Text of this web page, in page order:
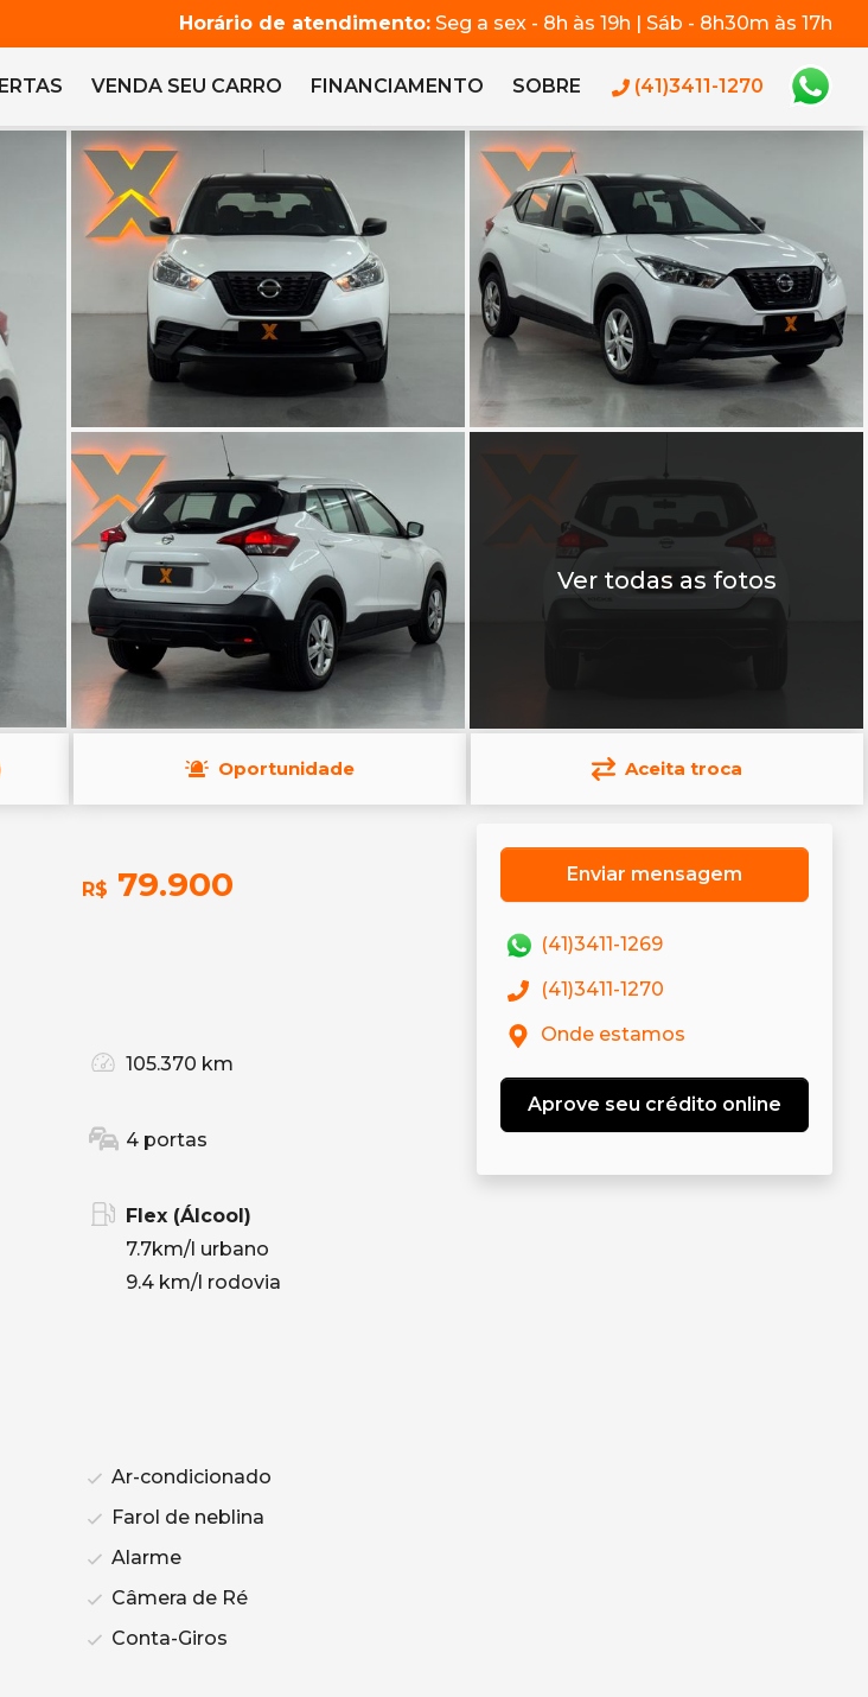
Horário de atendimento: Seg a sex - 8h às 19h | Sáb - 8h30m às 17h
VENDA SEU CARRO FINANCIAMENTO SOBRE (41)3411-1270
Ver todas as fotos
Oportunidade Aceita troca
R$ 79.900
105.370 km
4 portas
Flex (Álcool)
7.7km/l urbano
9.4 km/l rodovia
Ar-condicionado
Farol de neblina
Alarme
Câmera de Ré
Conta-Giros
Enviar mensagem
(41)3411-1269
(41)3411-1270
Onde estamos
Aprove seu crédito online